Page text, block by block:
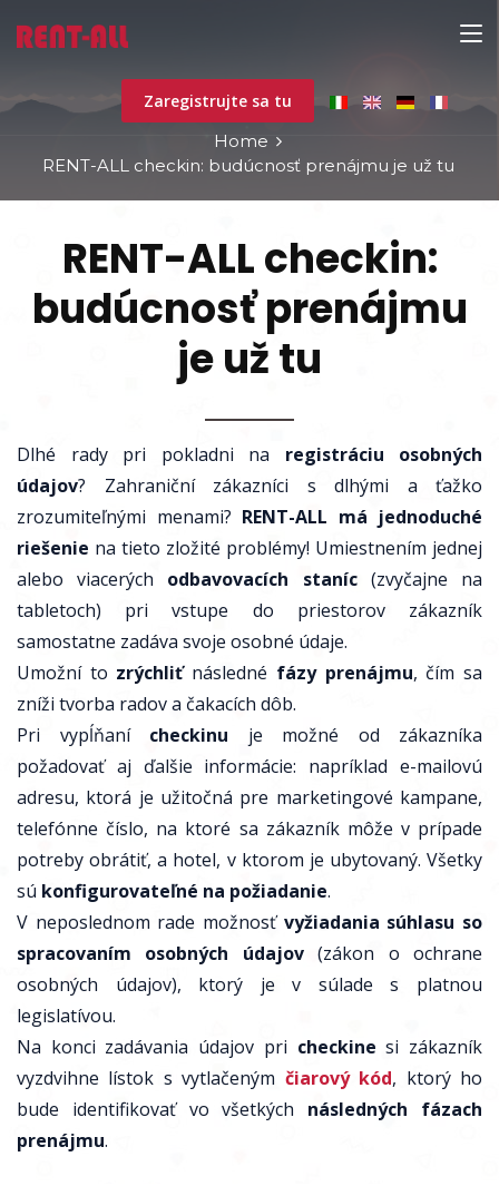
Zaregistrujte sa tu
Home
RENT-ALL checkin: budúcnosť prenájmu je už tu
RENT-ALL checkin:
budúcnosť prenájmu
je už tu
Dlhé rady pri pokladni na registráciu osobných
údajov? Zahraniční zákazníci s dlhými a ťažko
zrozumiteľnými menami? RENT-ALL má jednoduché
riešenie na tieto zložité problémy! Umiestnením jednej
alebo viacerých odbavovacích staníc(zvyčajne na
tabletoch) pri vstupe do priestorov zákazník
samostatne zadáva svoje osobné údaje.
Umožní to zrýchliťnásledné fázy prenájmu, čím sa
zníži tvorba radov a čakacích dôb.
Pri vypĺňaní checkinu je možné od zákazníka
požadovať aj ďalšie informácie: napríklad e-mailovú
adresu, ktorá je užitočná pre marketingové kampane,
telefónne číslo, na ktoré sa zákazník môže v prípade
potreby obrátiť, a hotel, v ktorom je ubytovaný. Všetky
sú konfigurovateľné na požiadanie.
V neposlednom rade možnosť vyžiadania súhlasu so
spracovaním osobných údajov(zákon o ochrane
osobných údajov), ktorý je v súlade s platnou
legislatívou.
Na konci zadávania údajov pri checkine si zákazník
vyzdvihne lístok s vytlačeným čiarový kód, ktorý ho
bude identifikovať vo všetkých následných fázach
prenájmu.